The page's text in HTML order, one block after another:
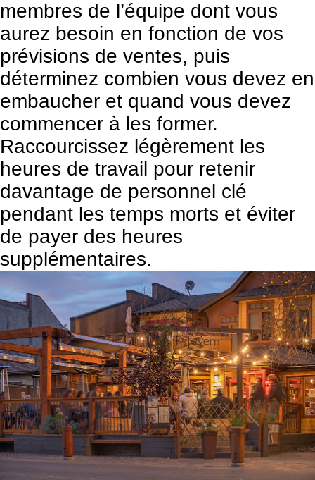
membres de l’équipe dont vous
aurez besoin en fonction de vos
prévisions de ventes, puis
déterminez combien vous devez en
embaucher et quand vous devez
commencer à les former.
Raccourcissez légèrement les
heures de travail pour retenir
davantage de personnel clé
pendant les temps morts et éviter
de payer des heures
supplémentaires.